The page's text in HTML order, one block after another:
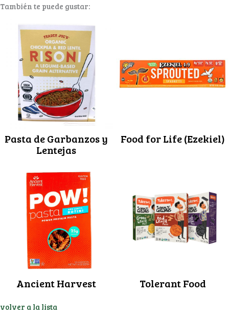
También te puede gustar:
Pasta de Garbanzos y
Lentejas
Food for Life (Ezekiel)
Ancient Harvest Tolerant Food
volver a la lista